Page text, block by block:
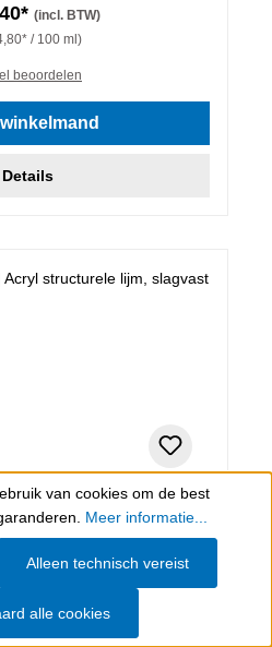
(incl. BTW)
/ 100 ml)
beoordelen
winkelmand
Details
kleurloos
RK-7200
van cookies om de best
Meer informatie...
Alleen technisch vereist
alle cookies